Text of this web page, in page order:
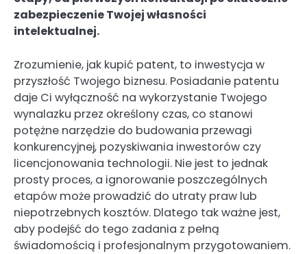
zabezpieczenie Twojej własności
intelektualnej.
Zrozumienie, jak kupić patent, to inwestycja w
przyszłość Twojego biznesu. Posiadanie patentu
daje Ci wyłączność na wykorzystanie Twojego
wynalazku przez określony czas, co stanowi
potężne narzędzie do budowania przewagi
konkurencyjnej, pozyskiwania inwestorów czy
licencjonowania technologii. Nie jest to jednak
prosty proces, a ignorowanie poszczególnych
etapów może prowadzić do utraty praw lub
niepotrzebnych kosztów. Dlatego tak ważne jest,
aby podejść do tego zadania z pełną
świadomością i profesjonalnym przygotowaniem.